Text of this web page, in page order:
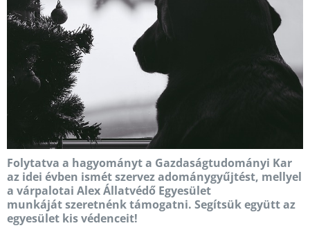
Folytatva a hagyományt a Gazdaságtudományi Kar
az idei évben ismét szervez adománygyűjtést, mellyel
a várpalotai Alex Állatvédő Egyesület
munkáját szeretnénk támogatni. Segítsük együtt az
egyesület kis védenceit!